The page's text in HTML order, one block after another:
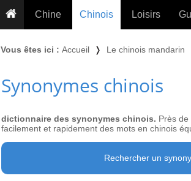
Chine
Conseils voyageurs
Proverbes
Cuisine
Chinois
Grammaire
Exos & Flashcards
+50 Outils
Loisirs
Tatouage
Vous êtes ici : Accueil ❭ Le chinois mandarin
Synonymes chinois
dictionnaire des synonymes chinois. Près
facilement et rapidement des mots en chinois
Rechercher un